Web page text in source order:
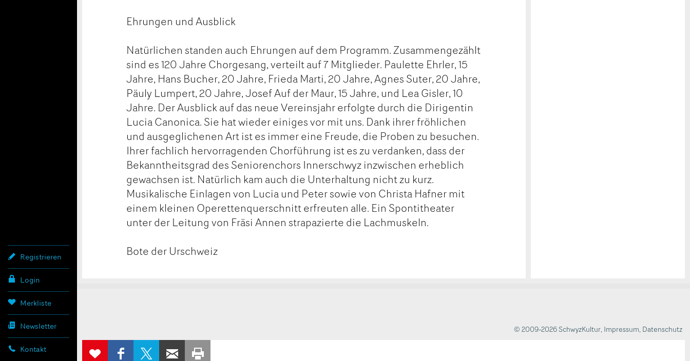
Registrieren
Login
Merkliste
Newsletter
Kontakt
Ehrungen und Ausblick
Natürlichen standen auch Ehrungen auf dem Programm. Zusammengezählt
sind es 120 Jahre Chorgesang, verteilt auf 7 Mitglieder. Paulette Ehrler, 15
Jahre, Hans Bucher, 20 Jahre, Frieda Marti, 20 Jahre, Agnes Suter, 20 Jahre,
Päuly Lumpert, 20 Jahre, Josef Auf der Maur, 15 Jahre, und Lea Gisler, 10
Jahre. Der Ausblick auf das neue Vereinsjahr erfolgte durch die Dirigentin
Lucia Canonica. Sie hat wieder einiges vor mit uns. Dank ihrer fröhlichen
und ausgeglichenen Art ist es immer eine Freude, die Proben zu besuchen.
Ihrer fachlich hervorragenden Chorführung ist es zu verdanken, dass der
Bekanntheitsgrad des Seniorenchors Innerschwyz inzwischen erheblich
gewachsen ist. Natürlich kam auch die Unterhaltung nicht zu kurz.
Musikalische Einlagen von Lucia und Peter sowie von Christa Hafner mit
einem kleinen Operettenquerschnitt erfreuten alle. Ein Spontitheater
unter der Leitung von Fräsi Annen strapazierte die Lachmuskeln.
Bote der Urschweiz
MERKLISTE
AUF
FACEBOOK
TEILEN
PER E-MAIL
WEITEREMPFEHLEN
© 2009-2026 SchwyzKultur, Impressum, Datenschutz